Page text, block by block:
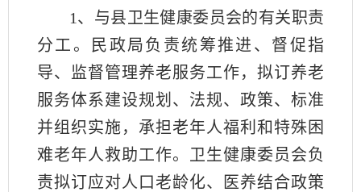
1、与县卫生健康委员会的有关职责
分工。民政局负责统筹推进、督促指
导、监督管理养老服务工作，拟订养老
服务体系建设规划、法规、政策、标准
并组织实施，承担老年人福利和特殊困
难老年人救助工作。卫生健康委员会负
责拟订应对人口老龄化、医养结合政策